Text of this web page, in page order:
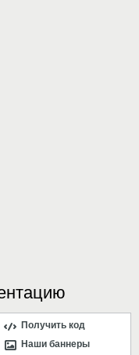
Получить код
Наши баннеры